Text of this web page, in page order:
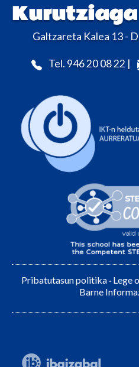
Galtzareta Kalea 13 -
Tel. 946 20 08 22 |
Pribatutasun politika · Lege
Barne